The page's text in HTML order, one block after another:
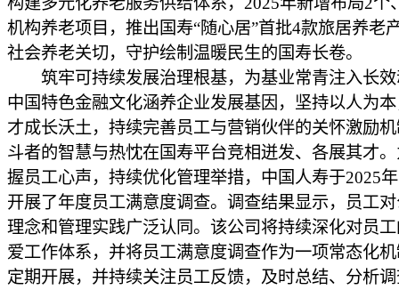
机构养老项目，推出国寿“随心居”首批4款旅居养老
社会养老关切，守护绘制温暖民生的国寿长卷。
筑牢可持续发展治理根基，为基业常青注入长效
中国特色金融文化涵养企业发展基因，坚持以人为
才成长沃土，持续完善员工与营销伙伴的关怀激励
斗者的智慧与热忱在国寿平台竞相迸发、各展其才
握员工心声，持续优化管理举措，中国人寿于2025
开展了年度员工满意度调查。调查结果显示，员工
理念和管理实践广泛认同。该公司将持续深化对员
爱工作体系，并将员工满意度调查作为一项常态化
定期开展，并持续关注员工反馈，及时总结、分析